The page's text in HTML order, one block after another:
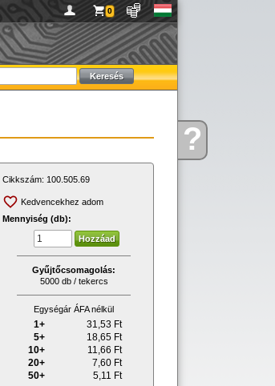
Kérdése?
0
Cikkszám: 100.505.69
Kedvencekhez adom
Mennyiség (db):
Gyűjtőcsomagolás:
5000 db / tekercs
Egységár ÁFA nélkül
1+ 31,53 Ft
5+
18,65 Ft
10+
11,66 Ft
20+
7,60 Ft
50+
5,11 Ft